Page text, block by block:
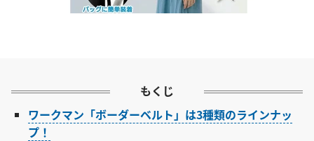
もくじ
ワークマン「ボーダーベルト」は3種類のラインナッ
プ！